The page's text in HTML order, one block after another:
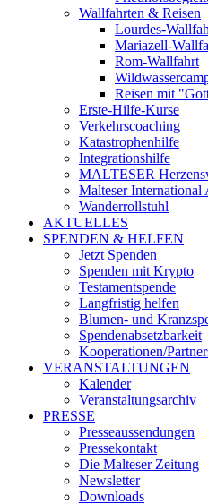
Wallfahrten & Reisen
Lourdes-
Mariazell-
Rom-Wallfahrt
Reisen mit
Erste-Hilfe-Kurse
Verkehrscoaching
Katastrophenhilfe
Integrationshilfe
MALTESER
Malteser International
Wanderrollstuhl
AKTUELLES
SPENDEN & HELFEN
Jetzt Spenden
Spenden mit Krypto
Testamentspende
Langfristig helfen
Blumen- und
Spendenabsetzbarkeit
Kooperationen/
VERANSTALTUNGEN
Kalender
Veranstaltungsarchiv
PRESSE
Presseaussendungen
Pressekontakt
Die Malteser Zeitung
Newsletter
Downloads